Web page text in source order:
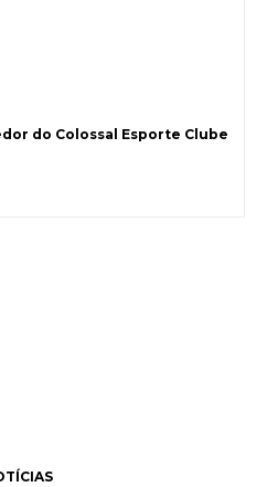
do Colossal Esporte Clube